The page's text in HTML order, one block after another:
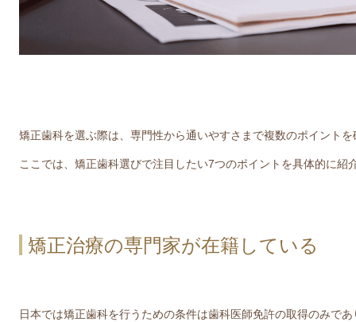
矯正歯科を選ぶ際は、専門性から通いやすさまで複数のポイント
ここでは、矯正歯科選びで注目したい7つのポイントを具体的に紹
矯正治療の専門家が在籍している
日本では矯正歯科を行うための条件は歯科医師免許の取得のみで